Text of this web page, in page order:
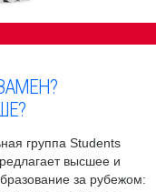
группа Students
высшее и
за рубежом: